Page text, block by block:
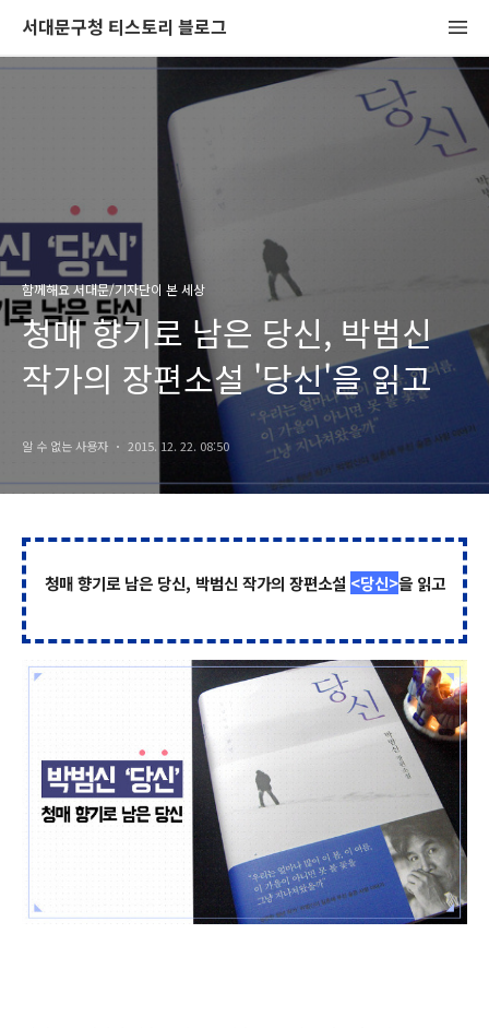
서대문구청 티스토리 블로그
함께해요 서대문/기자단이 본 세상
청매 향기로 남은 당신, 박범신
작가의 장편소설 '당신'을 읽고
알 수 없는 사용자 2015. 12. 22. 08:50
청매 향기로 남은 당신, 박범신 작가의 장편소설 <당신>을 읽고